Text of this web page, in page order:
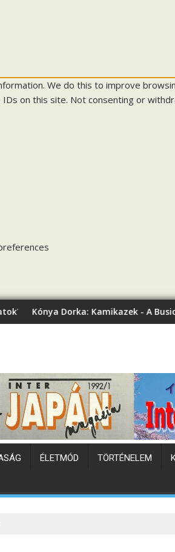
We do this to improve
on this site. Not consenting or
Kamikazek - A Busidó fiai
ÉLETMÓD TÖRTÉNELEM